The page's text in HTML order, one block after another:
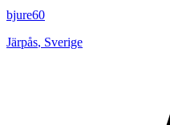
bjure60
Järpås, Sverige